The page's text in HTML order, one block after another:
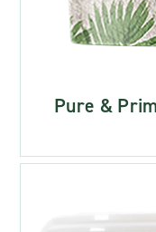
Pure &